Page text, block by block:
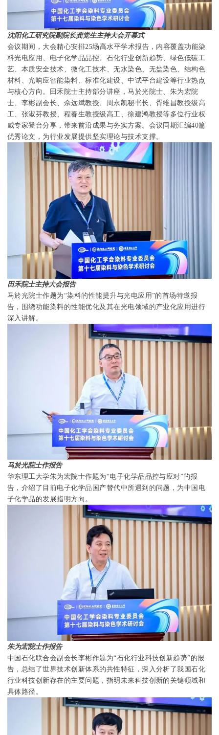
沈阳化工研究院副院长龚党生主持大会开幕式
会议期间，大会精心安排25场高水平学术报告，内容覆盖功能染
料光电应用、电子化学品品控、石化行业创新趋势、绿色低碳工
艺、本质安全技术、微化工技术、无水染色、无盐染色、结构色
材料、光响应智能染料、标准化建设、中试平台建设等行业热点
与核心方向。田禾院士主持部分讲座，马於光院士、朱为宏院
士、李彬副会长、佘远斌教授、周永凯秘书长、胥维昌教授级高
工、张淑芬教授、程春生教授级高工、徐建鸿教授等多位行业权
威专家登台分享，带来前沿成果与务实方案。会议同期汇编40篇
优秀论文，为行业发展提供坚实理论与技术支撑。
田禾院士主持大会报告
马於光院士作题为“染料的性能提升与光电应用”的首场特邀报
告，围绕功能染料的性能优化及其在光电领域的产业化应用进行
深入讲解。
马於光院士作报告
华东理工大学朱为宏院士作题为“电子化学品品控与应对”的报
告，介绍了目前电子化学品国产替代中所遇到的问题，为中国电
子化学品的发展指明方向。
朱为宏院士作报告
中国石化联合会副会长李彬作题为“石化行业科技创新趋势”的报
告，总结了世界技术创新体系的共性特征，深入分析了我国石化
行业科技创新存在的主要问题，指明未来科技创新的关键领域和
具体路径。